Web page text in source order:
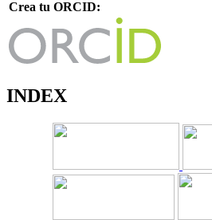
Crea tu ORCID:
INDEX